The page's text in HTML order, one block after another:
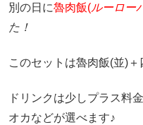
別の日に魯肉飯(ルーロー
た！
このセットは魯肉飯(並)＋
ドリンクは少しプラス料
オカなどが選べます♪